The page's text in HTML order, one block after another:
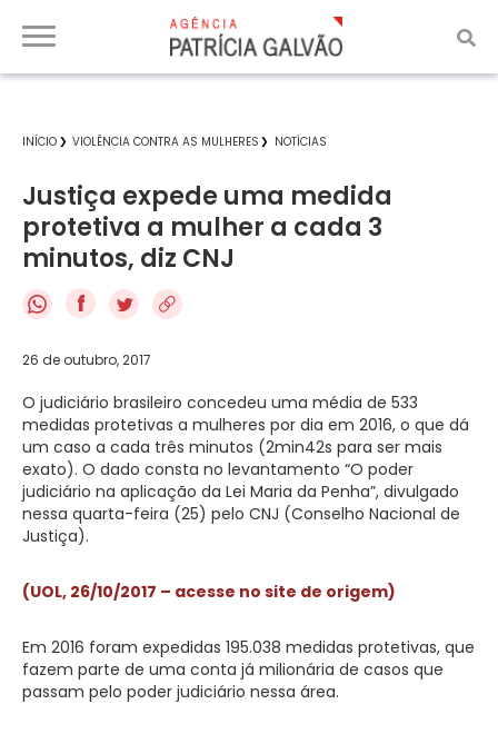
INÍCIO VIOLÊNCIA CONTRA AS MULHERES NOTÍCIAS
Justiça expede uma medida
protetiva a mulher a cada 3
minutos, diz CNJ
f
26 de outubro, 2017
O judiciário brasileiro concedeu uma média de 533
medidas protetivas a mulheres por dia em 2016, o que dá
um caso a cada três minutos (2min42s para ser mais
exato). O dado consta no levantamento “O poder
judiciário na aplicação da Lei Maria da Penha”, divulgado
nessa quarta-feira (25) pelo CNJ (Conselho Nacional de
Justiça).
(UOL, 26/10/2017 – acesse no site de origem)
Em 2016 foram expedidas 195.038 medidas protetivas, que
fazem parte de uma conta já milionária de casos que
passam pelo poder judiciário nessa área.